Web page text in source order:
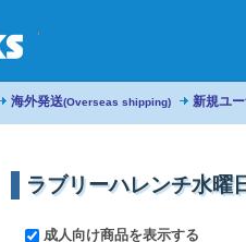
海外発送(Overseas shipping) 新規ユ
ラブリーハレンチ水曜
成人向け商品を表示する